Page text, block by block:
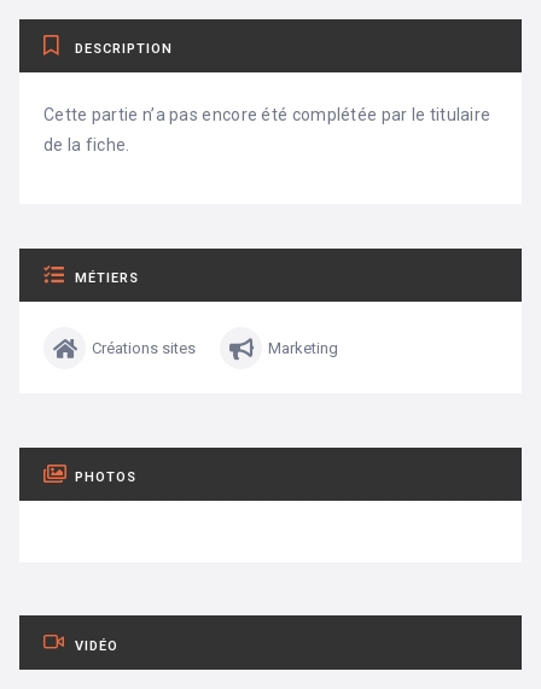
DESCRIPTION
Cette partie n’a pas encore été complétée par le titulaire
de la fiche.
MÉTIERS
Créations sites Marketing
PHOTOS
VIDÉO